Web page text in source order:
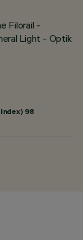
Filorail -
Light - Optik
98